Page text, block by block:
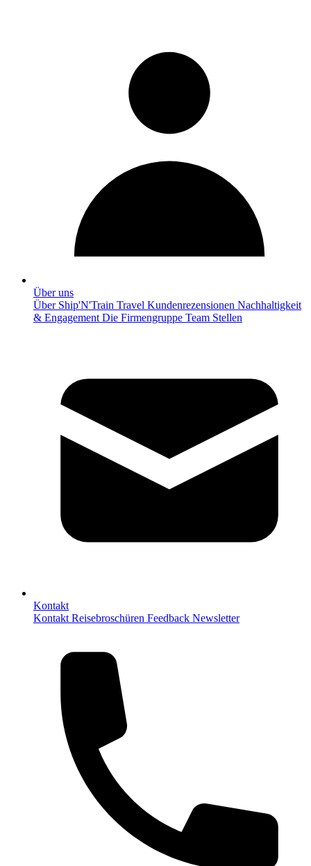
Über uns
Über Ship'N'Train Travel Kundenrezensionen Nachhaltigkeit
& Engagement Die Firmengruppe Team Stellen
Kontakt
Kontakt Reisebroschüren Feedback Newsletter